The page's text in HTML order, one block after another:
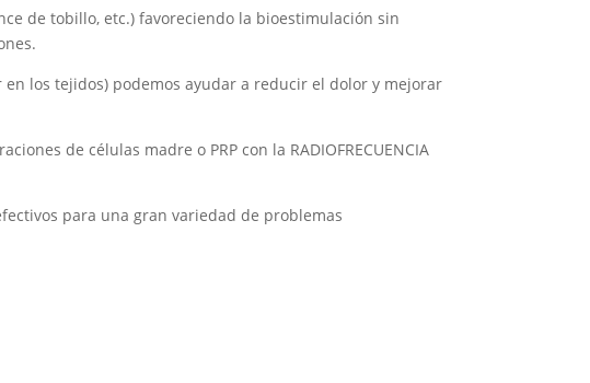
de tobillo, etc.) favoreciendo la bioestimulación sin
los tejidos) podemos ayudar a reducir el dolor y mejorar
de células madre o PRP con la RADIOFRECUENCIA
para una gran variedad de problemas